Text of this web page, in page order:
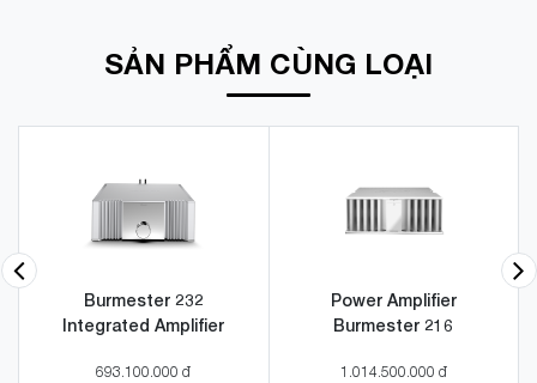
SẢN PHẨM CÙNG LOẠI
Burmester 232
Integrated Amplifier
693.100.000 đ
Power Amplifier
Burmester 216
1.014.500.000 đ